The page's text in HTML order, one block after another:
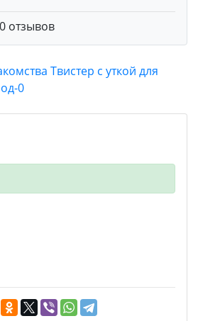
0 отзывов